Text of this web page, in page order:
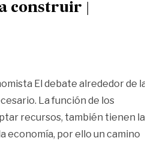
construir |
El debate alrededor de
La función de los
recursos, también tienen la
economía, por ello un camino